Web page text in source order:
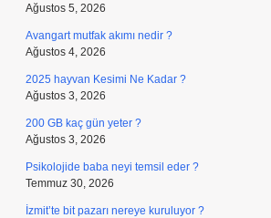
Ağustos 5, 2026
Avangart mutfak akımı nedir ?
Ağustos 4, 2026
2025 hayvan Kesimi Ne Kadar ?
Ağustos 3, 2026
200 GB kaç gün yeter ?
Ağustos 3, 2026
Psikolojide baba neyi temsil eder ?
Temmuz 30, 2026
İzmit’te bit pazarı nereye kuruluyor ?